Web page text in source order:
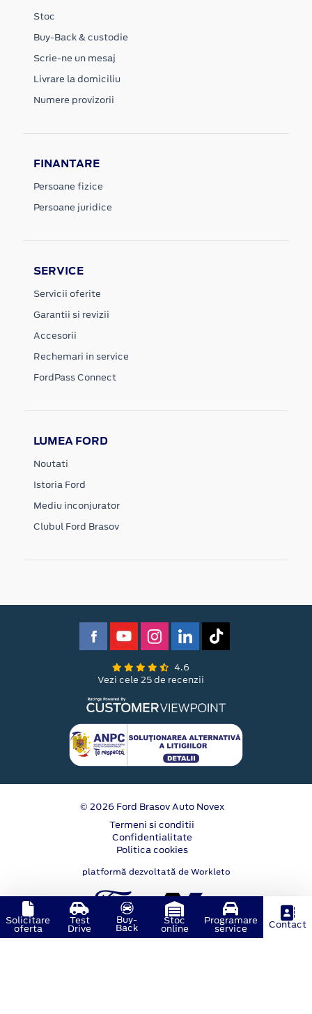
Stoc
Buy-Back & custodie
Scrie-ne un mesaj
Livrare la domiciliu
Numere provizorii
FINANTARE
Persoane fizice
Persoane juridice
SERVICE
Servicii oferite
Garantii si revizii
Accesorii
Rechemari in service
FordPass Connect
LUMEA FORD
Noutati
Istoria Ford
Mediu inconjurator
Clubul Ford Brasov
4.6
Vezi cele 25 de recenzii
© 2026 Ford Brasov Auto Novex
Termeni si conditii
Confidentialitate
Politica cookies
platformă dezvoltată de Workleto
Solicitare
oferta
Test
Drive
Buy-
Back
Stoc
online
Programare
service Contact